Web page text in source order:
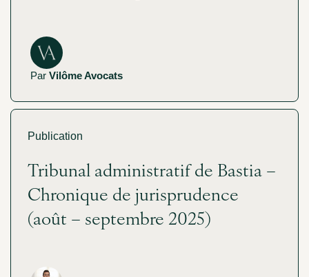
Par Vilôme Avocats
Publication
Tribunal administratif de Bastia –
Chronique de jurisprudence
(août – septembre 2025)